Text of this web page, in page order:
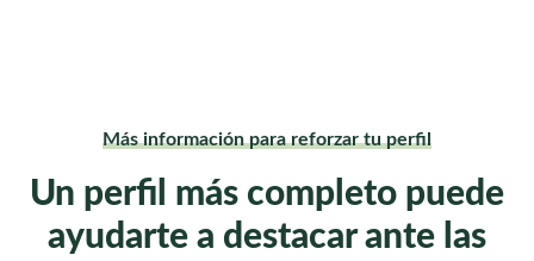
Más información para reforzar tu perfil
Un perfil más completo puede
ayudarte a destacar ante las